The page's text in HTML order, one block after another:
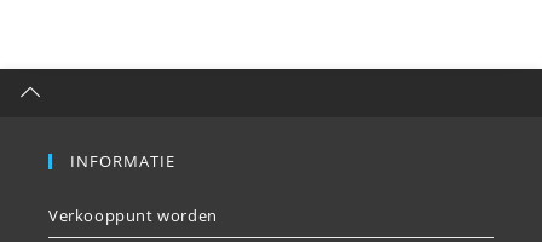
INFORMATIE
Verkooppunt worden